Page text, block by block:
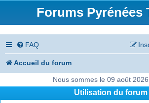
Forums Pyrénées
FAQ
Accueil du forum
Nous sommes le 09 août
Utilisation du forum